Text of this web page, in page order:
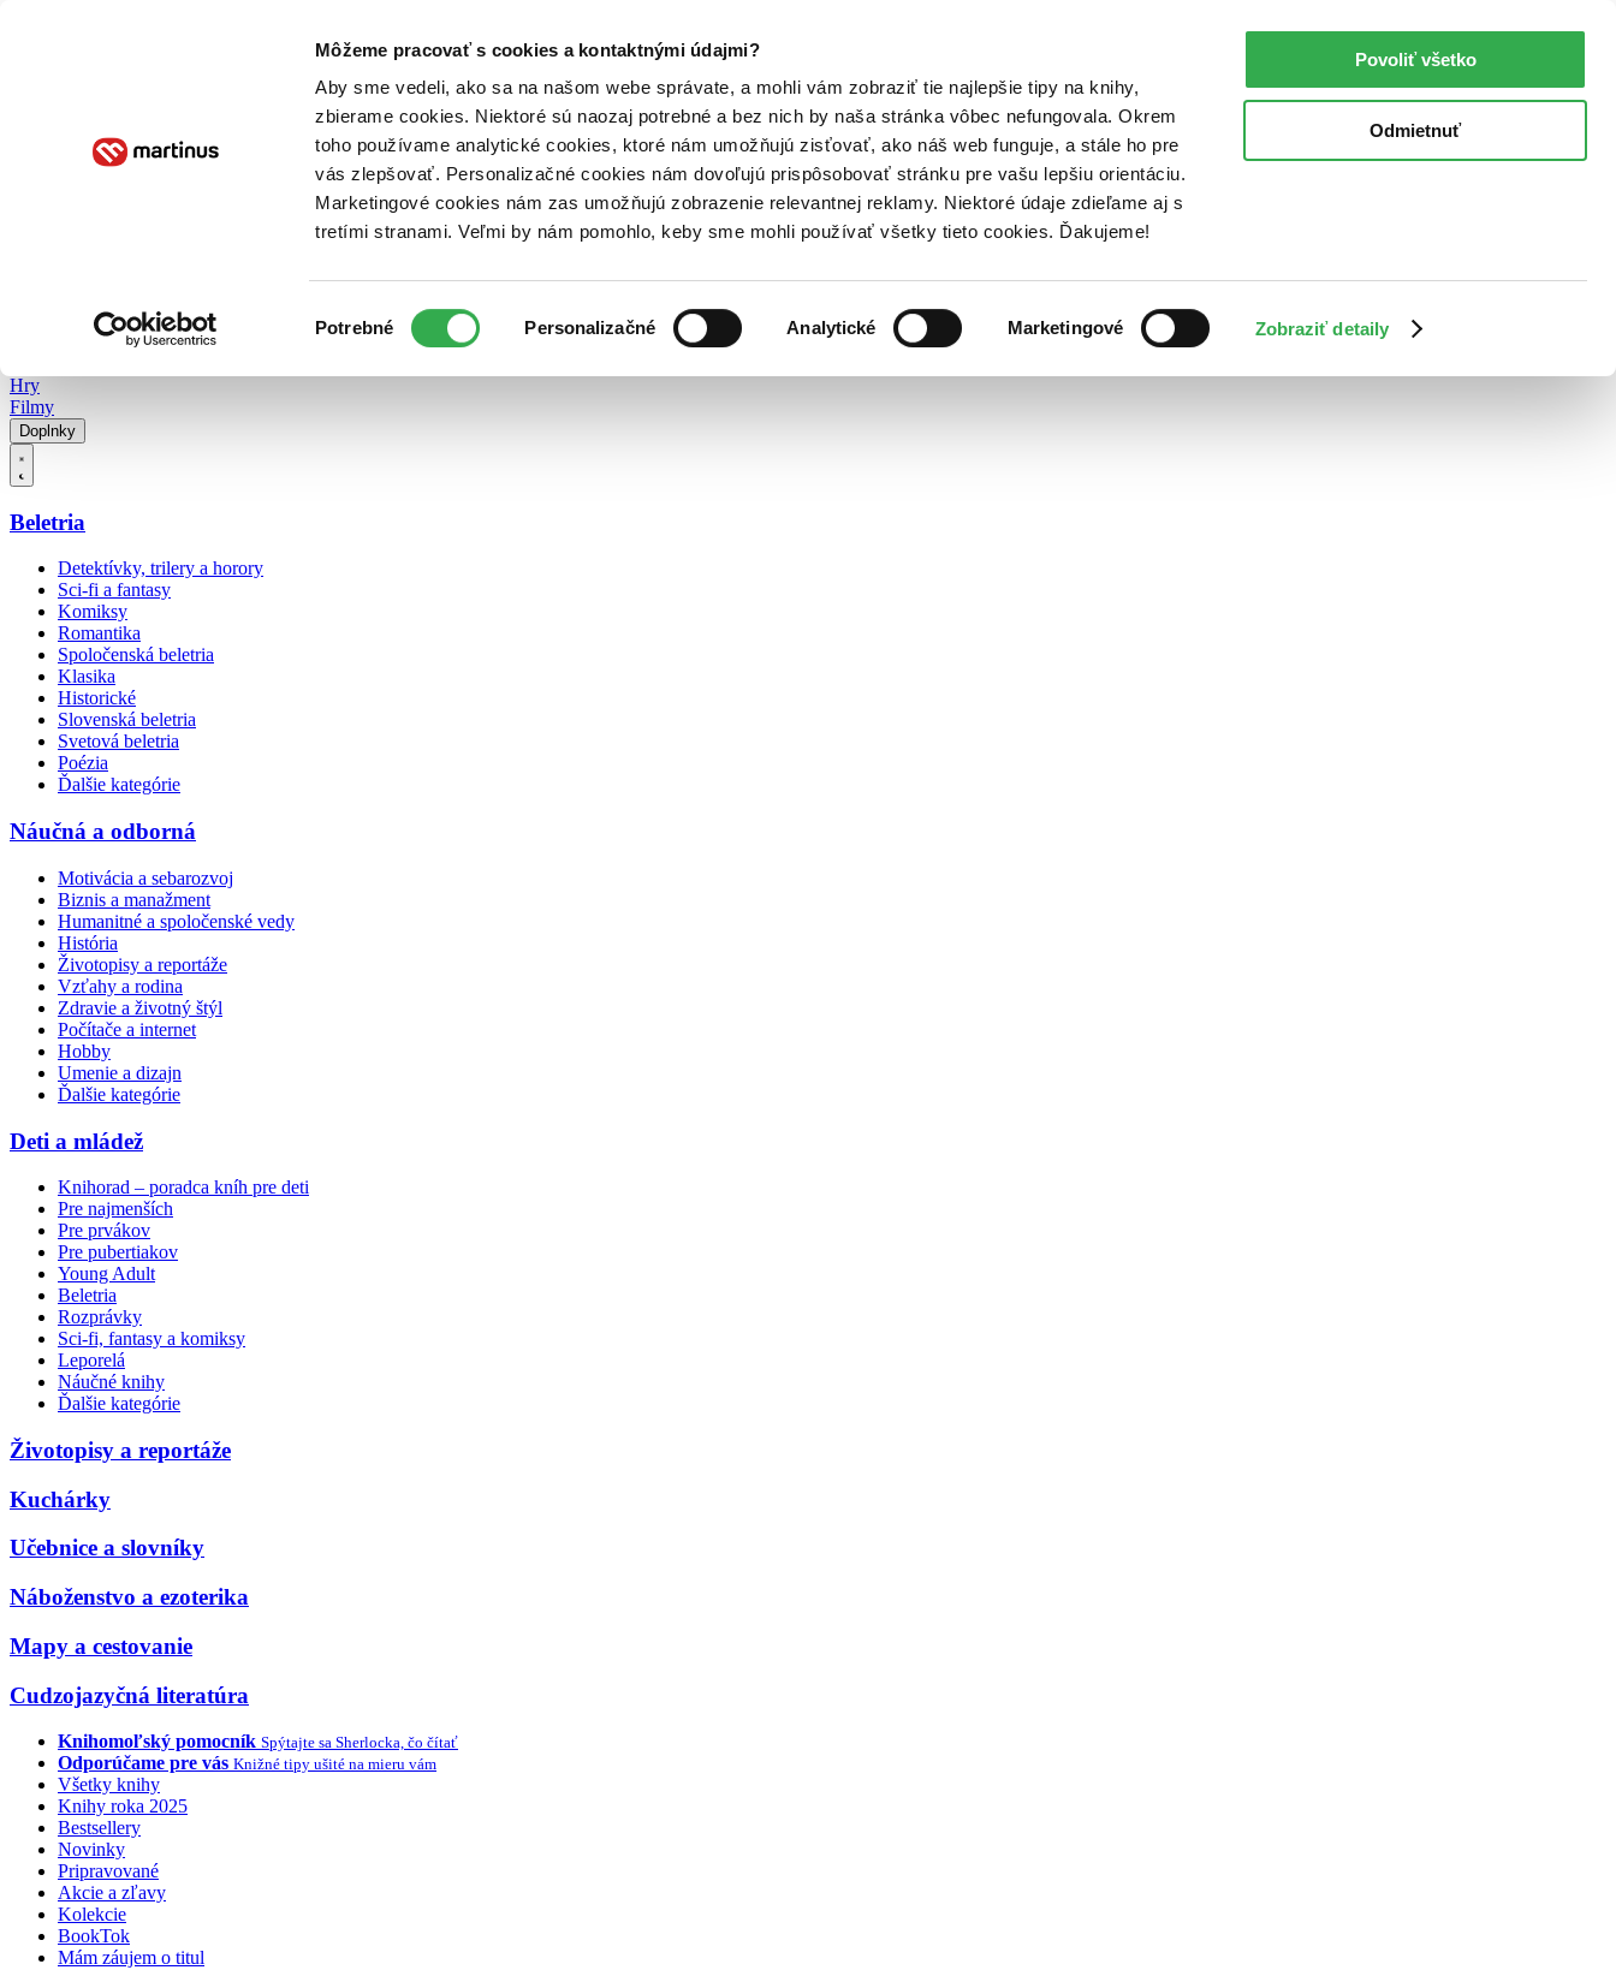
Môžeme pracovať s cookies a kontaktnými údajmi?
Aby sme vedeli, ako sa na našom webe správate, a mohli vám zobraziť tie najlepšie tipy na knihy,
zbierame cookies. Niektoré sú naozaj potrebné a bez nich by naša stránka vôbec nefungovala. Okrem
toho používame analytické cookies, ktoré nám umožňujú zisťovať, ako náš web funguje, a stále ho pre
vás zlepšovať. Personalizačné cookies nám dovoľujú prispôsobovať stránku pre vašu lepšiu orientáciu.
Marketingové cookies nám zas umožňujú zobrazenie relevantnej reklamy. Niektoré údaje zdieľame aj s
tretími stranami. Veľmi by nám pomohlo, keby sme mohli používať všetky tieto cookies. Ďakujeme!
súhlasu
Potrebné Personalizačné Analytické Marketingové Zobraziť detaily
Povoliť všetko
Odmietnuť
Poukážky Kontakt
Hry
Filmy
Doplnky
Beletria
Detektívky, trilery a horory
Sci-fi a fantasy
Komiksy
Romantika
Spoločenská beletria
Klasika
Historické
Slovenská beletria
Svetová beletria
Poézia
Ďalšie kategórie
Náučná a odborná
Motivácia a sebarozvoj
Biznis a manažment
Humanitné a spoločenské vedy
História
Životopisy a reportáže
Vzťahy a rodina
Zdravie a životný štýl
Počítače a internet
Hobby
Umenie a dizajn
Ďalšie kategórie
Deti a mládež
Knihorad – poradca kníh pre deti
Pre najmenších
Pre prvákov
Pre pubertiakov
Young Adult
Beletria
Rozprávky
Sci-fi, fantasy a komiksy
Leporelá
Náučné knihy
Ďalšie kategórie
Životopisy a reportáže
Kuchárky
Učebnice a slovníky
Náboženstvo a ezoterika
Mapy a cestovanie
Cudzojazyčná literatúra
Knihomoľský pomocník Spýtajte sa Sherlocka, čo čítať
Odporúčame pre vás Knižné tipy ušité na mieru vám
Všetky knihy
Knihy roka 2025
Bestsellery
Novinky
Pripravované
Akcie a zľavy
Kolekcie
BookTok
Mám záujem o titul